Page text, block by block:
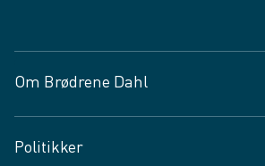
Om Brødrene Dahl
Vagttelefon 30 10 89 89
Politikker